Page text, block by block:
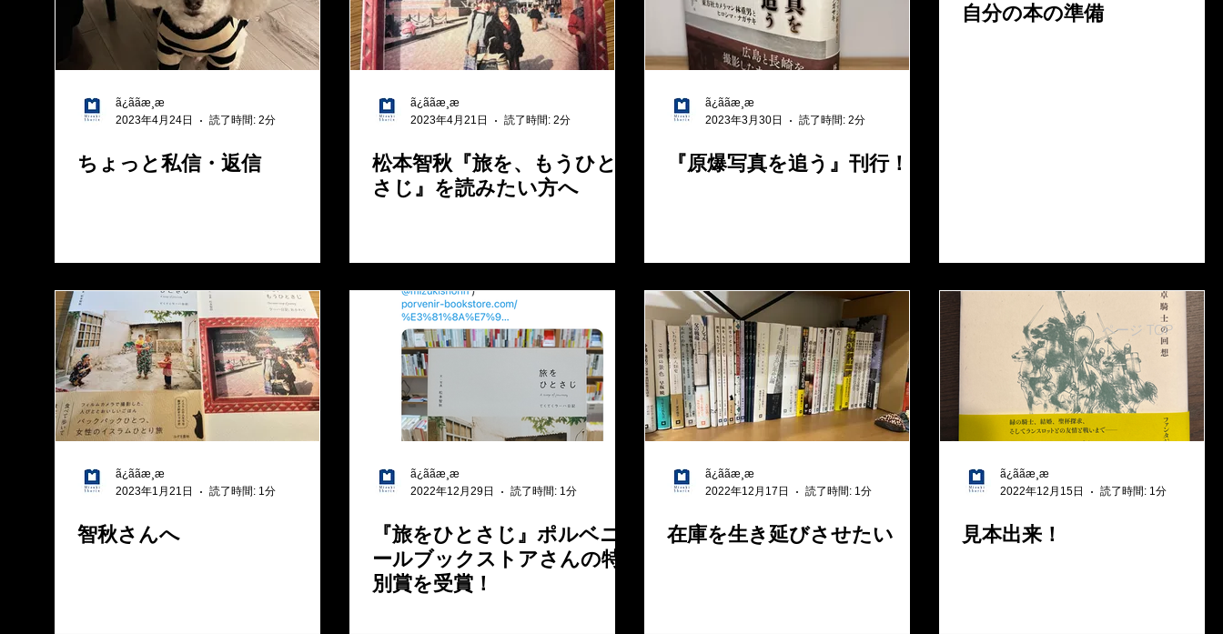
ページ TOP
ã¿ããæ¸æ
2023年4月24日
読了時間: 2分
ちょっと私信・返信
ã¿ããæ¸æ
2023年4月21日
読了時間: 2分
松本智秋『旅を、もうひと
さじ』を読みたい方へ
ã¿ããæ¸æ
2023年3月30日
読了時間: 2分
『原爆写真を追う』刊行！
自分の本の準備
ã¿ããæ¸æ
2023年1月21日
読了時間: 1分
智秋さんへ
ã¿ããæ¸æ
2022年12月29日
読了時間: 1分
『旅をひとさじ』ポルベニ
ールブックストアさんの特
別賞を受賞！
ã¿ããæ¸æ
2022年12月17日
読了時間: 1分
在庫を生き延びさせたい
ã¿ããæ¸æ
2022年12月15日
読了時間: 1分
見本出来！